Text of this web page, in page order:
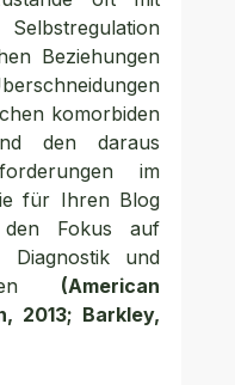
Beziehungen
komorbiden
den daraus
im
für Ihren Blog
Fokus auf
Diagnostik und
(American
2013; Barkley,